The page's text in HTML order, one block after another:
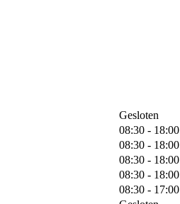
Gesloten
08:30 - 18:00
08:30 - 18:00
08:30 - 18:00
08:30 - 18:00
08:30 - 17:00